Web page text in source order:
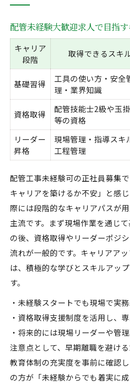
配管未経験大歓迎求人で目指
キャリア
段階
取得できるスキ
基礎習得
工具の使い方・安全
理・業界知識
資格取得
配管技能士2級や玉
等の資格
リーダー
昇格
現場管理・指導スキ
工程管理
配管工事未経験可の正社員募集
キャリアを築けるか不安」と感
際には段階的なキャリアパスが
主流です。まず現場作業を通じ
の後、資格取得やリーダーポジ
流れが一般的です。キャリアア
は、積極的な学びとスキルアッ
す。
・未経験スタートでも現場で実
・資格取得支援制度を活用し、
・将来的には現場リーダーや管
注意点として、早期離職を避け
教育体制の充実度を事前に確認
の方が「未経験からでも着実に